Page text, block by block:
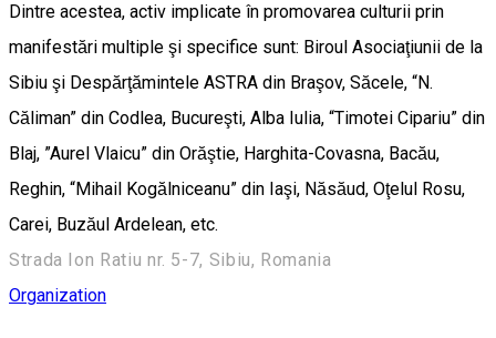
Dintre acestea, activ implicate în promovarea culturii prin
manifestări multiple şi specifice sunt: Biroul Asociaţiunii de la
Sibiu şi Despărţămintele ASTRA din Braşov, Săcele, “N.
Căliman” din Codlea, Bucureşti, Alba Iulia, “Timotei Cipariu” din
Blaj, ”Aurel Vlaicu” din Orăştie, Harghita-Covasna, Bacău,
Reghin, “Mihail Kogălniceanu” din Iaşi, Năsăud, Oţelul Rosu,
Carei, Buzăul Ardelean, etc.
Strada Ion Ratiu nr. 5-7, Sibiu, Romania
Organization